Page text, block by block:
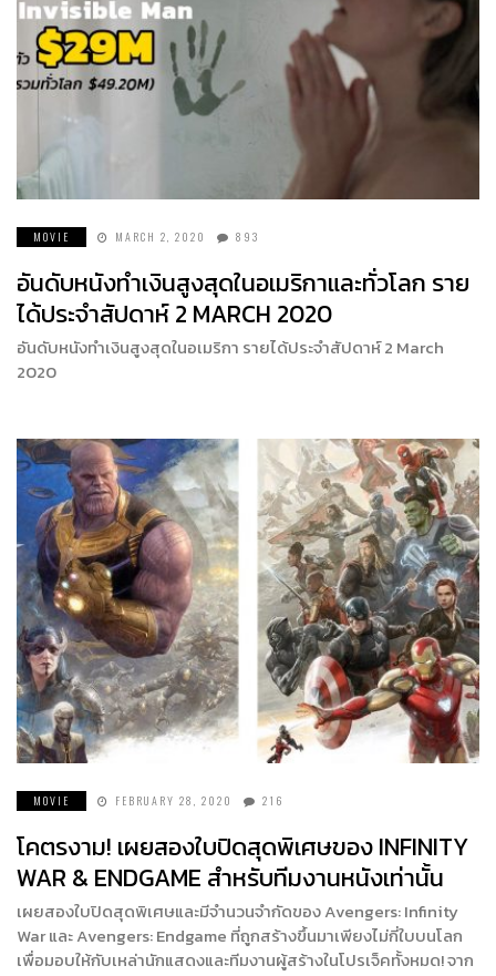
MOVIE MARCH 2, 2020 893
อันดับหนังทำเงินสูงสุดในอเมริกาและทั่วโลก ราย
ได้ประจำสัปดาห์ 2 MARCH 2020
อันดับหนังทำเงินสูงสุดในอเมริกา รายได้ประจำสัปดาห์ 2 March
2020
MOVIE FEBRUARY 28, 2020 216
โคตรงาม! เผยสองใบปิดสุดพิเศษของ INFINITY
WAR & ENDGAME สำหรับทีมงานหนังเท่านั้น
เผยสองใบปิดสุดพิเศษและมีจำนวนจำกัดของ Avengers: Infinity
War และ Avengers: Endgame ที่ถูกสร้างขึ้นมาเพียงไม่กี่ใบบนโลก
เพื่อมอบให้กับเหล่านักแสดงและทีมงานผู้สร้างในโปรเจ็คทั้งหมด! จาก